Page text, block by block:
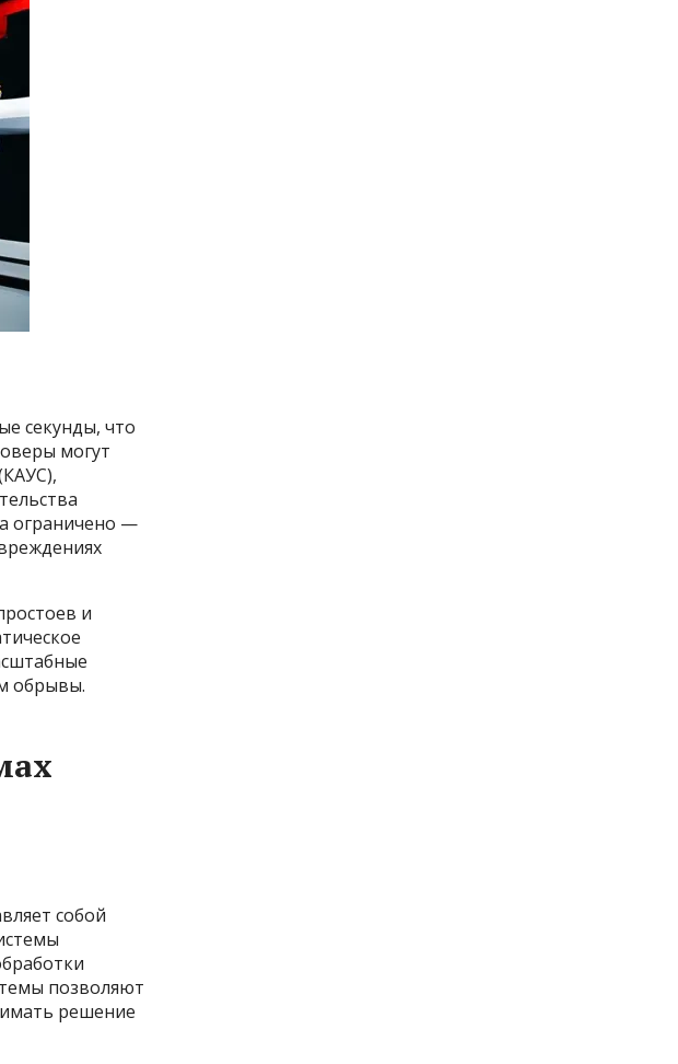
секунды, что
могут
ограничено —
и
обрывы.
собой
позволяют
решение